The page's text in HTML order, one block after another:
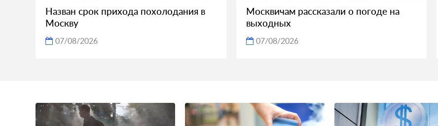
Назван срок прихода похолодания в
Москву
07/08/2026
Москвичам рассказали о погоде на
выходных
07/08/2026